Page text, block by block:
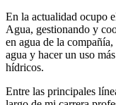
En la actualidad ocupo
Agua, gestionando y
en agua de la
agua y hacer un uso
hídricos.
Entre las principales